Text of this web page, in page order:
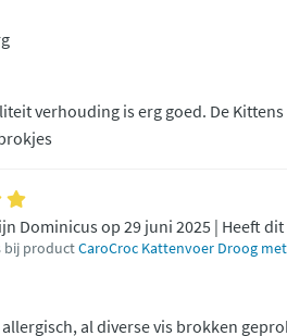
verhouding is erg goed. De
Dominicus op 29 juni 2025 | Heeft
bij productCaroCroc Kattenvoer Droog met
al diverse vis brokken